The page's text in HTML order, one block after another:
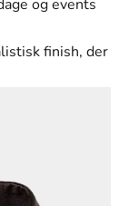
og events
finish, der